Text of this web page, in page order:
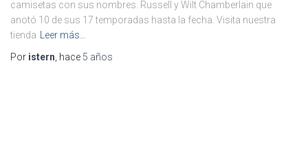
camisetas con sus nombres. Russell y Wilt Chamberlain que
anotó 10 de sus 17 temporadas hasta la fecha. Visita nuestra
tienda
Leer más…
Por istern , hace 5 años